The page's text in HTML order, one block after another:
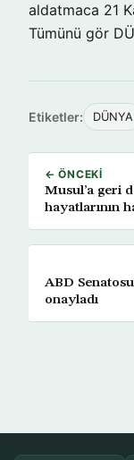
aldatmaca 21
Tümünü gör
Etiketler: DÜNYA
← ÖNCEKI
Musul’a geri
hayatlarının
ABD
onayladı